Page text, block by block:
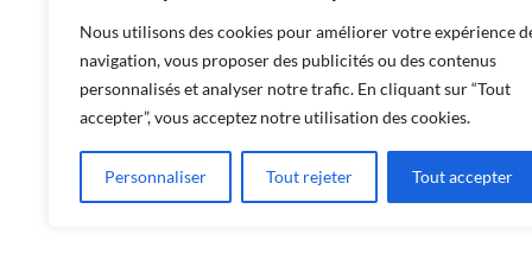
Nous utilisons des cookies pour améliorer votre expérience
navigation, vous proposer des publicités ou des contenus
personnalisés et analyser notre trafic. En cliquant sur “Tout
accepter”, vous acceptez notre utilisation des cookies.
Personnaliser Tout rejeter Tout accepter